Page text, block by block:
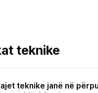
teknike
teknike janë në